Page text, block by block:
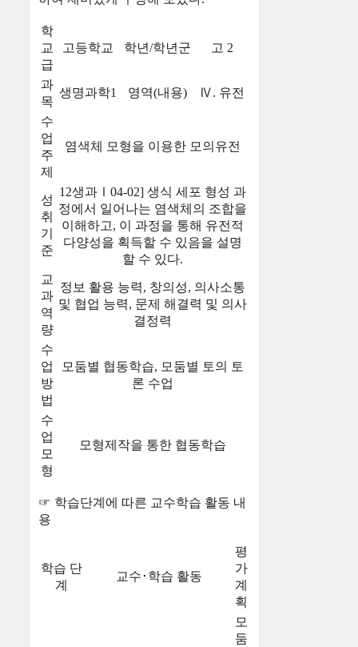
학
교
급
고등학교 학년/학년군 고 2
과
목
생명과학1 영역(내용) Ⅳ. 유전
수
업
주
제
염색체 모형을 이용한 모의유전
성
취
기
준
12생과Ⅰ04-02] 생식 세포 형성 과
정에서 일어나는 염색체의 조합을
이해하고, 이 과정을 통해 유전적
다양성을 획득할 수 있음을 설명
할 수 있다.
교
과
역
량
정보 활용 능력, 창의성, 의사소통
및 협업 능력, 문제 해결력 및 의사
결정력
수
업
방
법
모둠별 협동학습, 모둠별 토의 토
론 수업
수
업
모
형
모형제작을 통한 협동학습
☞ 학습단계에 따른 교수학습 활동 내
용
학습 단
계
교수･학습 활동
평
가
계
획
모
둠